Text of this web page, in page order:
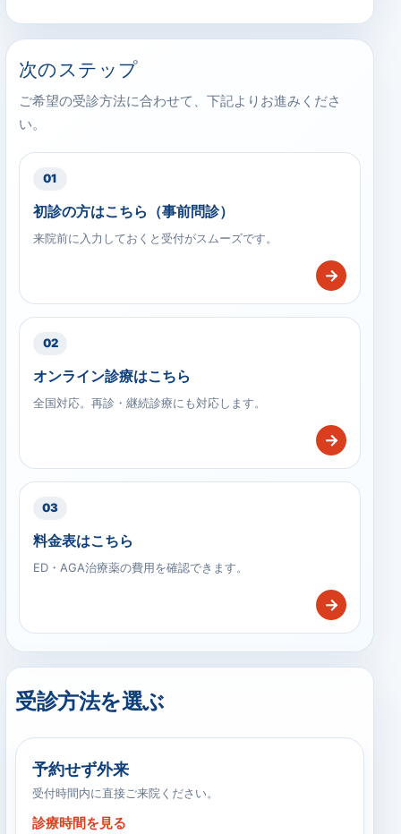
次のステップ
ご希望の受診方法に合わせて、下記よりお進みくださ
い。
01
初診の方はこちら（事前問診）
来院前に入力しておくと受付がスムーズです。
→
02
オンライン診療はこちら
全国対応。再診・継続診療にも対応します。
→
03
料金表はこちら
ED・AGA治療薬の費用を確認できます。
→
受診方法を選ぶ
予約せず外来
受付時間内に直接ご来院ください。
診療時間を見る